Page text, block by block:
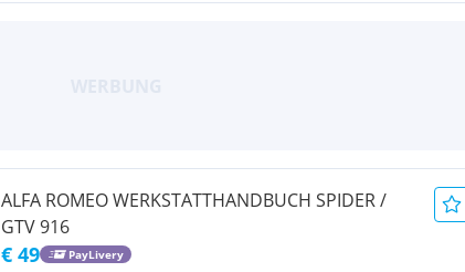
ALFA ROMEO WERKSTATTHANDBUCH SPIDER /
GTV 916
€ 49 PayLivery